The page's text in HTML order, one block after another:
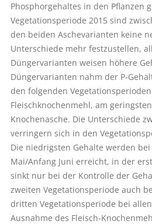
Phosphorgehaltes in den Pflanzen
Vegetationsperiode 2015 sind
den beiden Aschevarianten keine
Unterschiede mehr festzustellen,
Düngervarianten weisen höhere
Düngervarianten nahm der P-
den folgenden
Fleischknochenmehl, am
Knochenasche. Die Unterschiede
verringern sich in den
Die niedrigsten Gehalte werden
Mai/Anfang Juni erreicht, in der
sinkt nur bei der Kontrolle der
zweiten Vegetationsperiode auch
dritten Vegetationsperiode bei
Ausnahme des Fleisch-